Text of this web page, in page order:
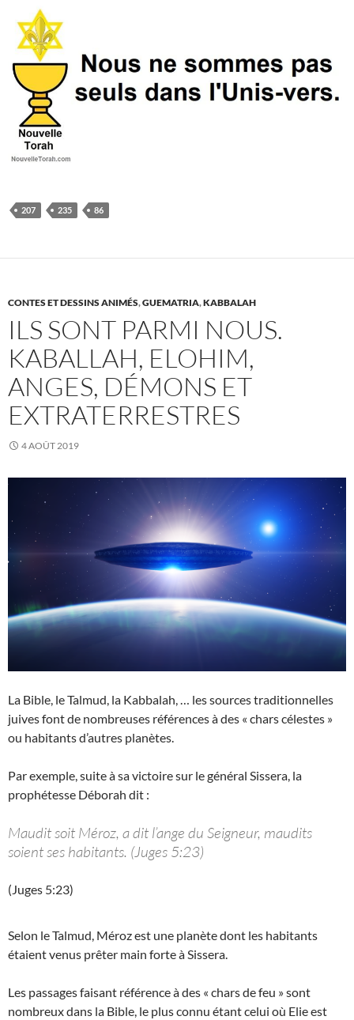
207 235 86
CONTES ET DESSINS ANIMÉS,GUEMATRIA,KABBALAH
ILS SONT PARMI NOUS.
KABALLAH, ELOHIM,
ANGES, DÉMONS ET
EXTRATERRESTRES
4 AOÛT 2019
La Bible, le Talmud, la Kabbalah, … les sources traditionnelles
juives font de nombreuses références à des « chars célestes »
ou habitants d’autres planètes.
Par exemple, suite à sa victoire sur le général Sissera, la
prophétesse Déborah dit :
Maudit soit Méroz, a dit l’ange du Seigneur, maudits
soient ses habitants. (Juges 5:23)
(Juges 5:23)
Selon le Talmud, Méroz est une planète dont les habitants
étaient venus prêter main forte à Sissera.
Les passages faisant référence à des « chars de feu » sont
nombreux dans la Bible, le plus connu étant celui où Elie est